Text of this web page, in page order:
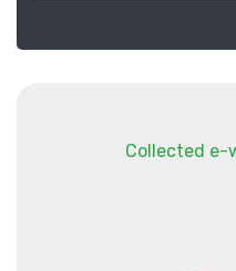
Collected e-